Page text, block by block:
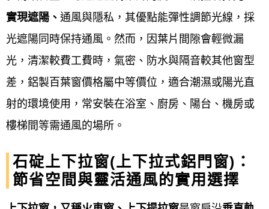
明需求、期望風格和預算，進行初步了解。
現場丈量與勘查 ：
由專業人員到現場進行精確丈量，確認開口
尺寸、牆面狀況、樓層運輸動線等，並提供
專業建議。
詳細規劃與簽約報價：
實現遮陽、 通風與隱私，其優點能彈性調節光線，採
光遮陽同時保持通風。然而，因葉片間隙會輕微漏
光，清潔較費工費時，氣密、防水與隔音較其他窗型
差，鋁製百葉窗價格屬中等價位，適合潮濕或陽光直
射的環境使用，常安裝在浴室、廚房、陽台、機房或
樓梯間等需通風的場所。
石碇上下拉窗(上下拉式鋁門窗)：
節省空間與靈活通風的實用選擇